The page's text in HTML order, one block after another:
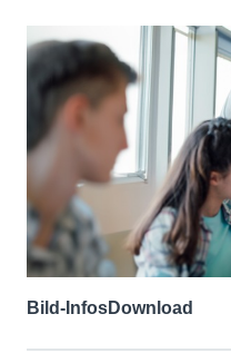
Bild-InfosDownload